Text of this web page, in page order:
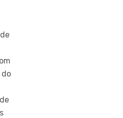
do